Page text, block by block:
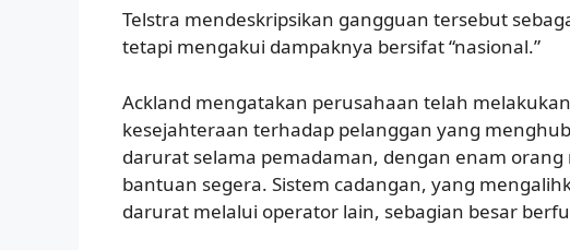
Telstra mendeskripsikan gangguan tersebut
tetapi mengakui dampaknya bersifat “nasional.”
Ackland mengatakan perusahaan telah
kesejahteraan terhadap pelanggan yang
darurat selama pemadaman, dengan enam
bantuan segera. Sistem cadangan, yang
darurat melalui operator lain, sebagian besar